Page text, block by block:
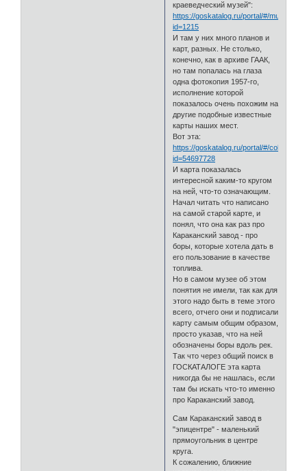
краеведческий музей":
https://goskatalog.ru/portal/#/museums?
id=1215
И там у них много планов и
карт, разных. Не столько,
конечно, как в архиве ГААК,
но там попалась на глаза
одна фотокопия 1957-го,
исполнение которой
показалось очень похожим на
другие подобные известные
карты наших мест.
Вот эта:
https://goskatalog.ru/portal/#/
id=54697728
И карта показалась
интересной каким-то кругом
на ней, что-то означающим.
Начал читать что написано
на самой старой карте, и
понял, что она как раз про
Караканский завод - про
боры, которые хотела дать в
его пользование в качестве
топлива.
Но в самом музее об этом
понятия не имели, так как для
этого надо быть в теме этого
всего, отчего они и подписали
карту самым общим образом,
просто указав, что на ней
обозначены боры вдоль рек.
Так что через общий поиск в
ГОСКАТАЛОГЕ эта карта
никогда бы не нашлась, если
там бы искать что-то именно
про Караканский завод.
Сам Караканский завод в
"эпицентре" - маленький
прямоугольник в центре
круга.
К сожалению, ближние